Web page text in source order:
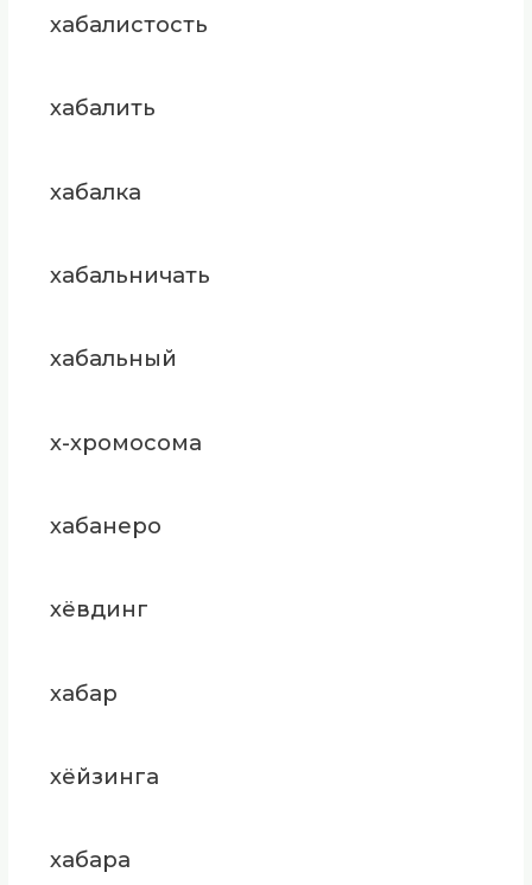
хабалистость
хабалить
хабалка
хабальничать
хабальный
х-хромосома
хабанеро
хёвдинг
хабар
хёйзинга
хабара